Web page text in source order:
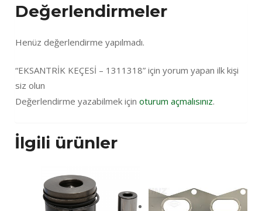
Değerlendirmeler
Henüz değerlendirme yapılmadı.
“EKSANTRİK KEÇESİ – 1311318” için yorum yapan ilk kişi
siz olun
Değerlendirme yazabilmek için oturum açmalısınız.
İlgili ürünler